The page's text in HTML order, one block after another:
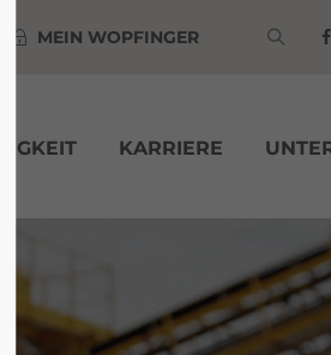
Zur Anmeldung
MEIN WOPFINGER
KARRIERE